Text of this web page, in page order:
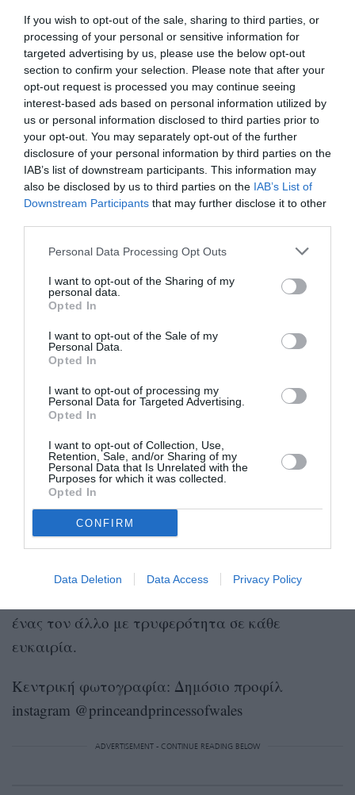
If you wish to opt-out of the sale, sharing to third parties, or
processing of your personal or sensitive information for
targeted advertising by us, please use the below opt-out
section to confirm your selection. Please note that after your
opt-out request is processed you may continue seeing
interest-based ads based on personal information utilized by
us or personal information disclosed to third parties prior to
your opt-out. You may separately opt-out of the further
disclosure of your personal information by third parties on the
IAB’s list of downstream participants. This information may
also be disclosed by us to third parties on the IAB’s List of
Downstream Participants that may further disclose it to other
Personal Data Processing Opt Outs
I want to opt-out of the Sharing of my
personal data.
Opted In
I want to opt-out of the Sale of my
Personal Data.
Opted In
I want to opt-out of processing my
Personal Data for Targeted Advertising.
Opted In
I want to opt-out of Collection, Use,
Retention, Sale, and/or Sharing of my
Personal Data that Is Unrelated with the
Purposes for which it was collected.
Opted In
CONFIRM
Data Deletion Data Access Privacy Policy
Στην περιγραφή της φωτογραφίας έγραψαν:
«Υπέροχο που επιστρέψαμε στο Isle of Mull. Σας
υποδοχή». Ολοκλήρωσαν την περιγραφή με μία
κόκκινη καρδιά και τα αρχικά τους, «W & C»,
που σημαίνει William and Catherine και το ότι το
μήνυμα προήλθε απευθείας από τους ίδιους και
όχι από την ομάδα τους.
Όμορφες και γλυκές στιγμές μεταξύ του
ζευγαριού παρατηρήθηκαν καθ’ όλη τη διάρκεια
της ημέρας, με τους δυο τους να φαίνονται πιο
ερωτευμένοι και πιο αγαπημένοι από ποτέ.
Ταυτόχρονα, αντάλλασσαν βλέμματα φλερτ
ένας τον άλλο με τρυφερότητα σε κάθε
ευκαιρία.
Κεντρική φωτογραφία: Δημόσιο προφίλ
instagram @princeandprincessofwales
ADVERTISEMENT - CONTINUE READING BELOW